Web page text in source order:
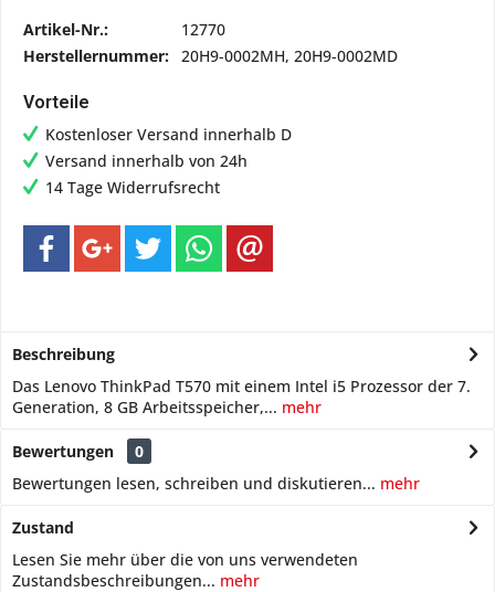
Artikel-Nr.:
12770
Herstellernummer: 20H9-0002MH, 20H9-0002MD
Vorteile
Kostenloser Versand innerhalb D
Versand innerhalb von 24h
14 Tage Widerrufsrecht
Beschreibung
Das Lenovo ThinkPad T570 mit einem Intel i5 Prozessor der 7.
Generation, 8 GB Arbeitsspeicher,... mehr
Bewertungen
0
Bewertungen lesen, schreiben und diskutieren... mehr
Zustand
Lesen Sie mehr über die von uns verwendeten
Zustandsbeschreibungen... mehr